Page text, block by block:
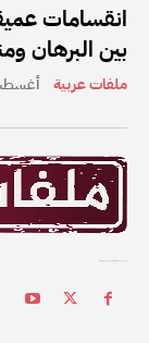
انقسامات
بين البرهان
ملفات عربية أغسطس 6,